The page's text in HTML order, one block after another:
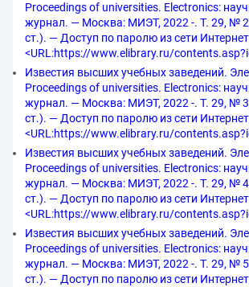
Proceedings of universities. Electronics:
журнал. — Москва: МИЭТ, 2022 -. Т. 29, №
ст.). — Доступ по паролю из сети
<URL:https://www.elibrary.ru/
Известия высших учебных заведений.
Proceedings of universities. Electronics:
журнал. — Москва: МИЭТ, 2022 -. Т. 29, №
ст.). — Доступ по паролю из сети
<URL:https://www.elibrary.ru/
Известия высших учебных заведений.
Proceedings of universities. Electronics:
журнал. — Москва: МИЭТ, 2022 -. Т. 29, №
ст.). — Доступ по паролю из сети
<URL:https://www.elibrary.ru/
Известия высших учебных заведений.
Proceedings of universities. Electronics:
журнал. — Москва: МИЭТ, 2022 -. Т. 29, №
ст.). — Доступ по паролю из сети